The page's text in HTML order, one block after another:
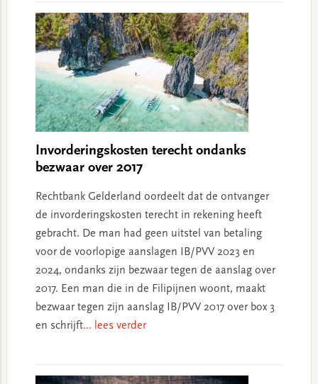
Invorderingskosten terecht ondanks
bezwaar over 2017
Rechtbank Gelderland oordeelt dat de ontvanger
de invorderingskosten terecht in rekening heeft
gebracht. De man had geen uitstel van betaling
voor de voorlopige aanslagen IB/PVV 2023 en
2024, ondanks zijn bezwaar tegen de aanslag over
2017. Een man die in de Filipijnen woont, maakt
bezwaar tegen zijn aanslag IB/PVV 2017 over box 3
en schrijft... lees verder